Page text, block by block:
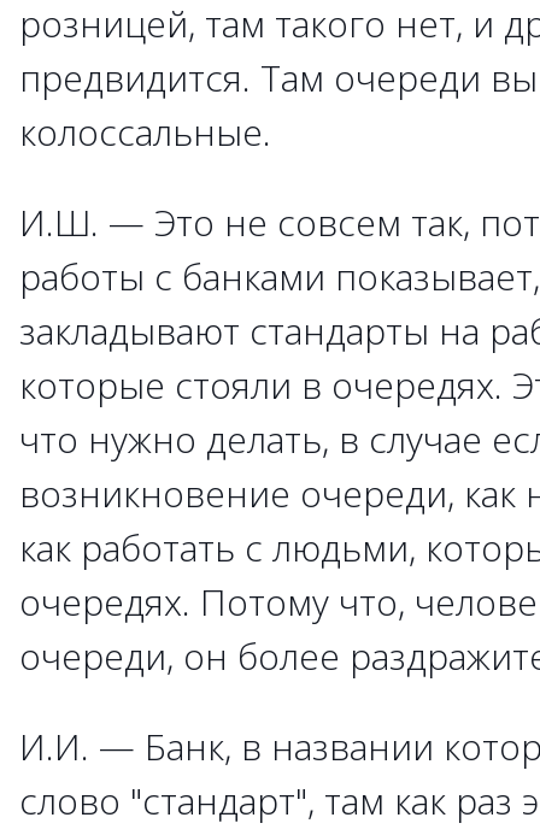
розницей, там такого нет, и
предвидится. Там очереди
колоссальные.
И.Ш. — Это не совсем так,
работы с банками
закладывают стандарты на
которые стояли в очередях.
что нужно делать, в случае
возникновение очереди, как
как работать с людьми,
очередях. Потому что,
очереди, он более
И.И. — Банк, в названии
слово "стандарт", там как раз